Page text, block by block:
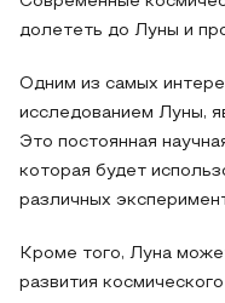
долететь до Луны и
Одним из самых
исследованием Луны,
Это постоянная
которая будет
различных
Кроме того, Луна
развития